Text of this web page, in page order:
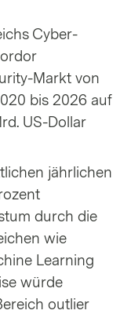
Cyber-
Markt von
bis 2026 auf
US-Dollar
jährlichen
durch die
wie
Learning
würde
outlier